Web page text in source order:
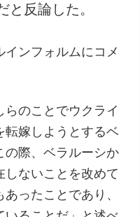
と反論した。
ンフォルムにコメ
のことでウクライ
転嫁しようとするベ
の際、ベラルーシか
しないことを改めて
ったことであり、